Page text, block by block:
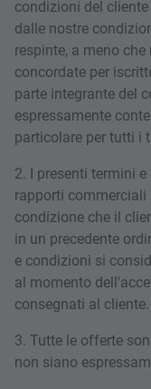
condizioni del
dalle nostre
respinte, a meno
concordate per
parte integrante del
espressamente
particolare per tutti i
2. I presenti termini
rapporti commerciali
condizione che il
in un precedente
e condizioni si
al momento
consegnati al cliente.
3. Tutte le offerte
non siano